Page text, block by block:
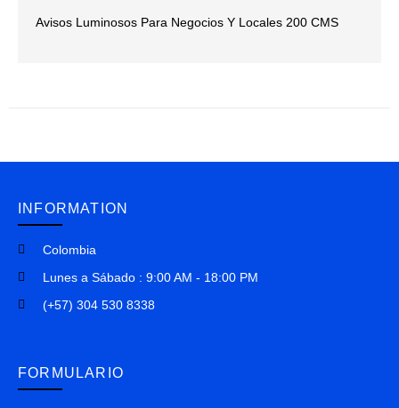
Avisos Luminosos Para Negocios Y Locales 200 CMS
INFORMATION
Colombia
Lunes a Sábado : 9:00 AM - 18:00 PM
(+57) 304 530 8338
FORMULARIO